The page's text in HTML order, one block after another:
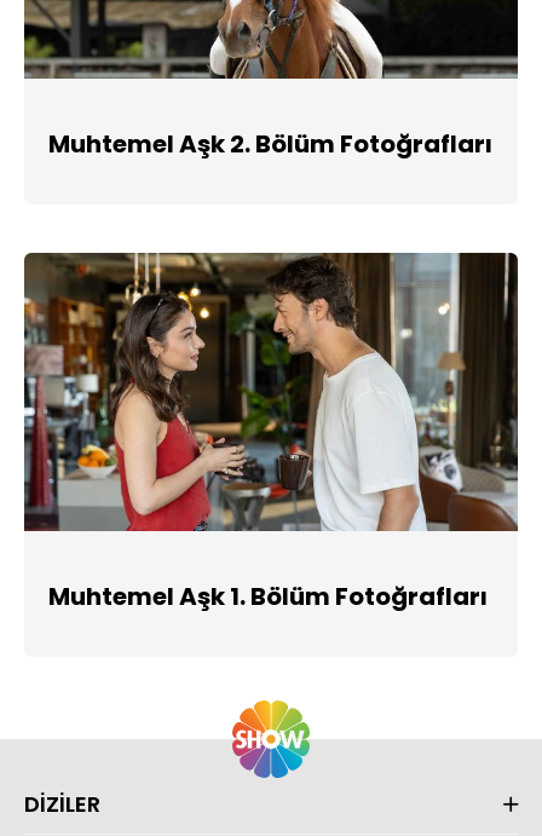
Muhtemel Aşk 2. Bölüm Fotoğrafları
Muhtemel Aşk 1. Bölüm Fotoğrafları
DİZİLER